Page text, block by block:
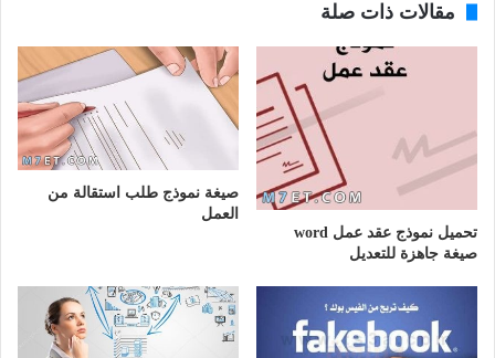
مقالات ذات صلة
تحميل نموذج عقد عمل word
صيغة جاهزة للتعديل
صيغة نموذج طلب استقالة من
العمل